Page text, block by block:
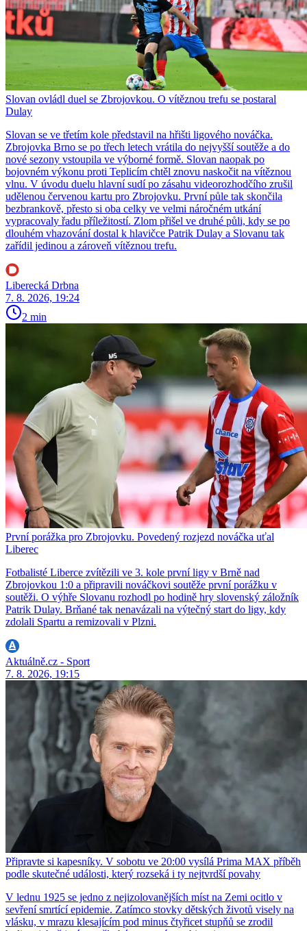
Slovan ovládl duel se Zbrojovkou. O vítěznou trefu se postaral
Dulay
Slovan se ve třetím kole představil na hřišti ligového nováčka.
Zbrojovka Brno se po třech letech vrátila do nejvyšší soutěže a do
nové sezony vstoupila ve výborné formě. Slovan naopak po
bojovném výkonu proti Teplicím chtěl znovu naskočit na vítěznou
vlnu. V úvodu duelu hlavní sudí po zásahu videorozhodčího zrušil
udělenou červenou kartu pro Zbrojovku. První půle tak skončila
bezbrankově, přesto si oba celky ve velmi náročném utkání
vypracovaly řadu příležitostí. Zlom přišel ve druhé půli, kdy se po
dlouhém vhazování dostal k hlavičce Patrik Dulay a Slovanu tak
zařídil jedinou a zároveň vítěznou trefu.
Liberecká Drbna
7. 8. 2026, 19:24
2 min
První porážka pro Zbrojovku. Povedený rozjezd nováčka uťal
Liberec
Fotbalisté Liberce zvítězili ve 3. kole první ligy v Brně nad
Zbrojovkou 1:0 a připravili nováčkovi soutěže první porážku v
soutěži. O výhře Slovanu rozhodl po hodině hry slovenský záložník
Patrik Dulay. Brňané tak nenavázali na výtečný start do ligy, kdy
zdolali Spartu a remizovali v Plzni.
Aktuálně.cz - Sport
7. 8. 2026, 19:15
Připravte si kapesníky. V sobotu ve 20:00 vysílá Prima MAX příběh
podle skutečné události, který rozseká i ty nejtvrdší povahy
V lednu 1925 se jedno z nejizolovanějších míst na Zemi ocitlo v
sevření smrtící epidemie. Zatímco stovky dětských životů visely na
vlásku, v mrazu klesajícím pod minus čtyřicet stupňů se zrodil